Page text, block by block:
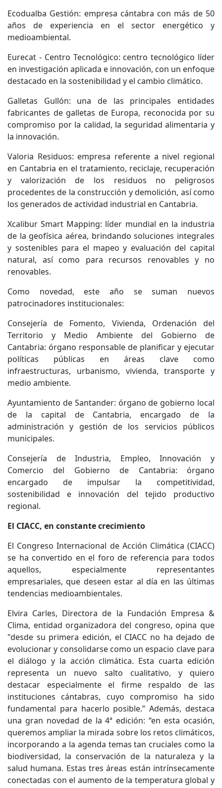
Ecodualba Gestión: empresa cántabra con más de 50
años de experiencia en el sector energético y
medioambiental.
Eurecat - Centro Tecnológico: centro tecnológico líder
en investigación aplicada e innovación, con un enfoque
destacado en la sostenibilidad y el cambio climático.
Galletas Gullón: una de las principales entidades
fabricantes de galletas de Europa, reconocida por su
compromiso por la calidad, la seguridad alimentaria y
la innovación.
Valoria Residuos: empresa referente a nivel regional
en Cantabria en el tratamiento, reciclaje, recuperación
y valorización de los residuos no peligrosos
procedentes de la construcción y demolición, así como
los generados de actividad industrial en Cantabria.
Xcalibur Smart Mapping: líder mundial en la industria
de la geofísica aérea, brindando soluciones integrales
y sostenibles para el mapeo y evaluación del capital
natural, así como para recursos renovables y no
renovables.
Como novedad, este año se suman nuevos
patrocinadores institucionales:
Consejería de Fomento, Vivienda, Ordenación del
Territorio y Medio Ambiente del Gobierno de
Cantabria: órgano responsable de planificar y ejecutar
políticas públicas en áreas clave como
infraestructuras, urbanismo, vivienda, transporte y
medio ambiente.
Ayuntamiento de Santander: órgano de gobierno local
de la capital de Cantabria, encargado de la
administración y gestión de los servicios públicos
municipales.
Consejería de Industria, Empleo, Innovación y
Comercio del Gobierno de Cantabria: órgano
encargado de impulsar la competitividad,
sostenibilidad e innovación del tejido productivo
regional.
El CIACC, en constante crecimiento
El Congreso Internacional de Acción Climática (CIACC)
se ha convertido en el foro de referencia para todos
aquellos, especialmente representantes
empresariales, que deseen estar al día en las últimas
tendencias medioambientales.
Elvira Carles, Directora de la Fundación Empresa &
Clima, entidad organizadora del congreso, opina que
"desde su primera edición, el CIACC no ha dejado de
evolucionar y consolidarse como un espacio clave para
el diálogo y la acción climática. Esta cuarta edición
representa un nuevo salto cualitativo, y quiero
destacar especialmente el firme respaldo de las
instituciones cántabras, cuyo compromiso ha sido
fundamental para hacerlo posible.” Además, destaca
una gran novedad de la 4ª edición: “en esta ocasión,
queremos ampliar la mirada sobre los retos climáticos,
incorporando a la agenda temas tan cruciales como la
biodiversidad, la conservación de la naturaleza y la
salud humana. Estas tres áreas están intrínsecamente
conectadas con el aumento de la temperatura global y